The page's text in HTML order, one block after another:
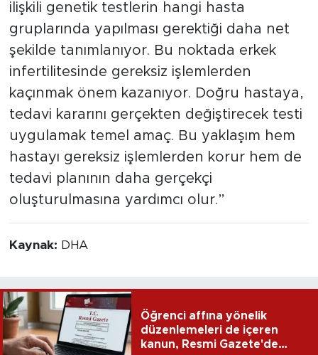
ilişkili genetik testlerin hangi hasta
gruplarında yapılması gerektiği daha net
şekilde tanımlanıyor. Bu noktada erkek
infertilitesinde gereksiz işlemlerden
kaçınmak önem kazanıyor. Doğru hastaya,
tedavi kararını gerçekten değiştirecek testi
uygulamak temel amaç. Bu yaklaşım hem
hastayı gereksiz işlemlerden korur hem de
tedavi planının daha gerçekçi
oluşturulmasına yardımcı olur.”
Kaynak: DHA
Öğrenci affına yönelik
düzenlemeleri de içeren
kanun, Resmi Gazete'de